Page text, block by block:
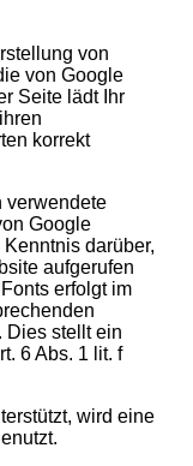
von
von Google
Seite lädt Ihr
korrekt
verwendete
Google
darüber,
aufgerufen
erfolgt im
Dies stellt ein
6 Abs. 1 lit. f
wird eine